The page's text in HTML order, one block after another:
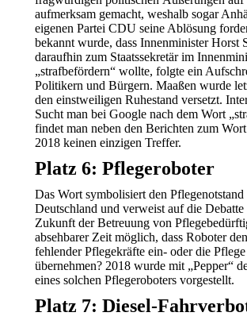
aufmerksam gemacht, weshalb sogar
eigenen Partei CDU seine Ablösung
bekannt wurde, dass Innenminister Horst
daraufhin zum Staatssekretär im
„strafbefördern“ wollte, folgte ein
Politikern und Bürgern. Maaßen wurde
den einstweiligen Ruhestand versetzt.
Sucht man bei Google nach dem Wort
findet man neben den Berichten zum Wort
2018 keinen einzigen Treffer.
Platz 6: Pflegeroboter
Das Wort symbolisiert den Pflegenotstand
Deutschland und verweist auf die Debatte
Zukunft der Betreuung von
absehbarer Zeit möglich, dass Roboter
fehlender Pflegekräfte ein- oder die
übernehmen? 2018 wurde mit „Pepper“
eines solchen Pflegeroboters vorgestellt.
Platz 7: Diesel-